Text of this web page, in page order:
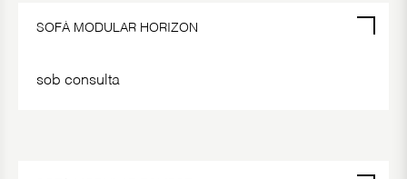
SOFÁ MODULAR HORIZON
sob consulta